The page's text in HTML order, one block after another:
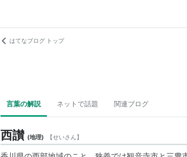
はてなブログ トップ
言葉の解説 ネットで話題 関連ブログ
西讃 (地理) 【せいさん】